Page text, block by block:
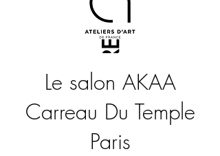
PRESSE
Le salon AKAA
Carreau Du Temple
Paris